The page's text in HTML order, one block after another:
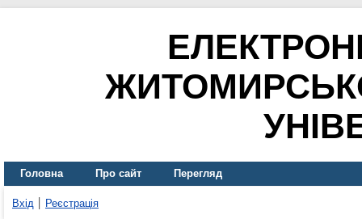
Головна Про сайт Перегляд
Вхід Реєстрація